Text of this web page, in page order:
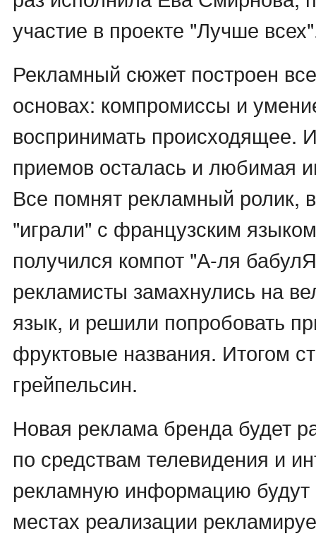
участие в проекте "Лучше
Рекламный сюжет построен
основах: компромиссы и
воспринимать происходящее.
приемов осталась и любимая
Все помнят рекламный ролик,
"играли" с французским
получился компот "А-ля
рекламисты замахнулись на
язык, и решили попробовать
фруктовые названия. Итогом
грейпельсин.
Новая реклама бренда будет
по средствам телевидения и
рекламную информацию будут
местах реализации